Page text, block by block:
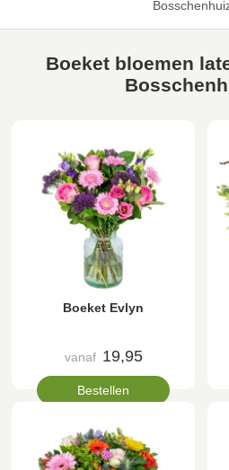
Boeket bloemen
Boeket Evlyn
vanaf 19,95
Bestellen